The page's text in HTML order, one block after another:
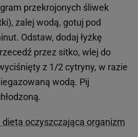
przekrojonych śliwek
zalej wodą, gotuj pod
Odstaw, dodaj łyżkę
przez sitko, wlej do
z 1/2 cytryny, w razie
wodą. Pij
oczyszczająca organizm